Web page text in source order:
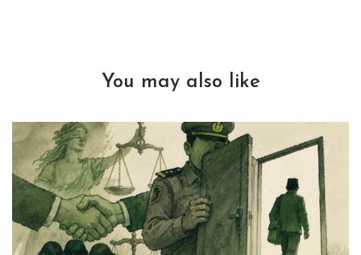
You may also like